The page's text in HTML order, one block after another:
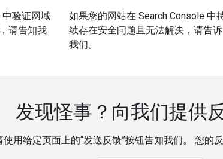
中验证网域
请告知我
如果您的网站在 Search Console 中
续存在安全问题且无法解决，请告诉
我们。
发现怪事？向我们提供
用给定页面上的“发送反馈”按钮告知我们。 您的